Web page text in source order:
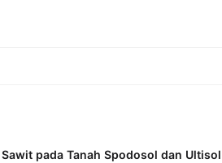
pada Tanah Spodosol dan Ultisol